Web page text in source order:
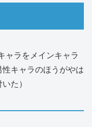
ャラをメインキャラ
キャラのほうがやは
た）